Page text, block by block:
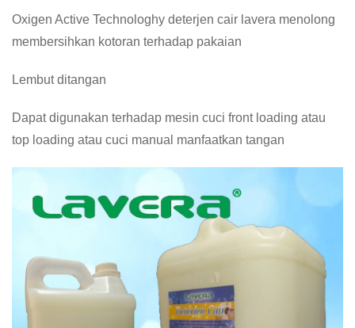
Oxigen Active Technologhy deterjen cair lavera menolong
membersihkan kotoran terhadap pakaian
Lembut ditangan
Dapat digunakan terhadap mesin cuci front loading atau
top loading atau cuci manual manfaatkan tangan